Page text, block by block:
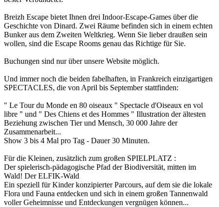
Breizh Escape bietet Ihnen drei Indoor-Escape-Games über die
Geschichte von Dinard. Zwei Räume befinden sich in einem echten
Bunker aus dem Zweiten Weltkrieg. Wenn Sie lieber draußen sein
wollen, sind die Escape Rooms genau das Richtige für Sie.
Buchungen sind nur über unsere Website möglich.
Und immer noch die beiden fabelhaften, in Frankreich einzigartigen
SPECTACLES, die von April bis September stattfinden:
" Le Tour du Monde en 80 oiseaux " Spectacle d'Oiseaux en vol
libre " und " Des Chiens et des Hommes " Illustration der ältesten
Beziehung zwischen Tier und Mensch, 30 000 Jahre der
Zusammenarbeit...
Show 3 bis 4 Mal pro Tag - Dauer 30 Minuten.
Für die Kleinen, zusätzlich zum großen SPIELPLATZ :
Der spielerisch-pädagogische Pfad der Biodiversität, mitten im
Wald! Der ELFIK-Wald
Ein speziell für Kinder konzipierter Parcours, auf dem sie die lokale
Flora und Fauna entdecken und sich in einem großen Tannenwald
voller Geheimnisse und Entdeckungen vergnügen können...